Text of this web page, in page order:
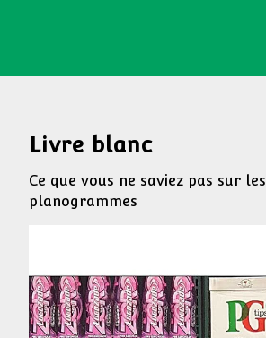
Livre blanc
Ce que vous ne saviez pas sur les
planogrammes